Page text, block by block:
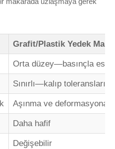
Grafit/Plastik Yedek
Orta düzey—basınçla
Sınırlı—kalıp toleransları
Aşınma ve deformasyona
Daha hafif
Değişebilir